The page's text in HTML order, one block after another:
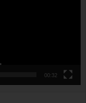
00:32